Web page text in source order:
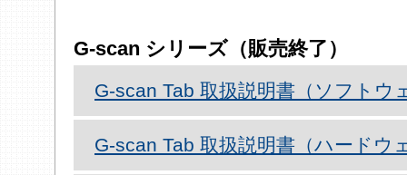
G-scan シリーズ（販売終了）
G-scan Tab 取扱説明書（ソフトウ
G-scan Tab 取扱説明書（ハードウ